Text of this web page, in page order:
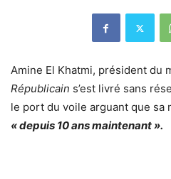
Amine El Khatmi, président du
Républicain s’est livré sans
le port du voile arguant que
« depuis 10 ans maintenant ».